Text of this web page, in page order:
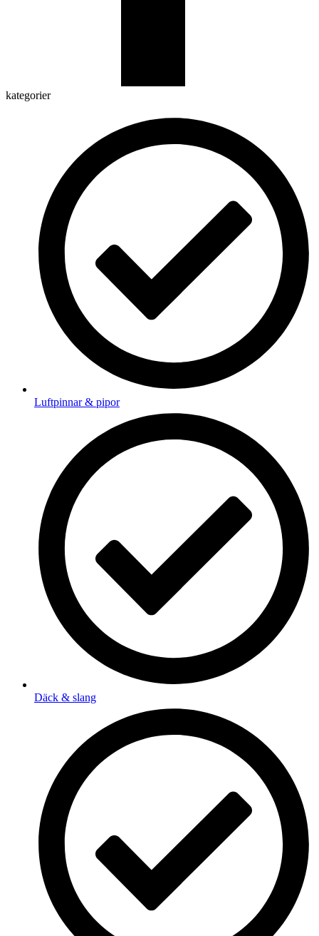
kategorier
Luftpinnar & pipor
Däck & slang